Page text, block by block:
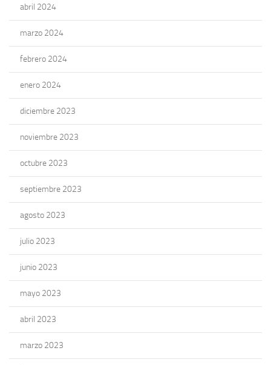
abril 2024
marzo 2024
febrero 2024
enero 2024
diciembre 2023
noviembre 2023
octubre 2023
septiembre 2023
agosto 2023
julio 2023
junio 2023
mayo 2023
abril 2023
marzo 2023